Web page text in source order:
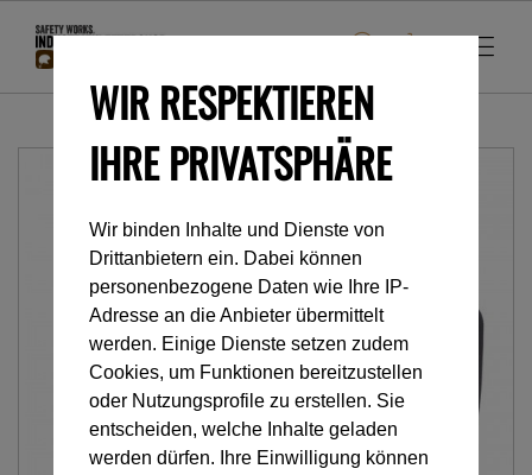
WIR RESPEKTIEREN
IHRE PRIVATSPHÄRE
Wir binden Inhalte und Dienste von
Drittanbietern ein. Dabei können
personenbezogene Daten wie Ihre IP-
Adresse an die Anbieter übermittelt
werden. Einige Dienste setzen zudem
Cookies, um Funktionen bereitzustellen
oder Nutzungsprofile zu erstellen. Sie
entscheiden, welche Inhalte geladen
werden dürfen. Ihre Einwilligung können